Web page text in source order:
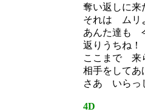
奪い返しに来
それは ムリ
あんた達も
返りうちね！
ここまで 来
相手をして
さあ いらっ
4D